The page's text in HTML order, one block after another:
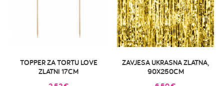
TOPPER ZA TORTU LOVE
ZLATNI 17CM
ZAVJESA UKRASNA ZLATNA,
90X250CM